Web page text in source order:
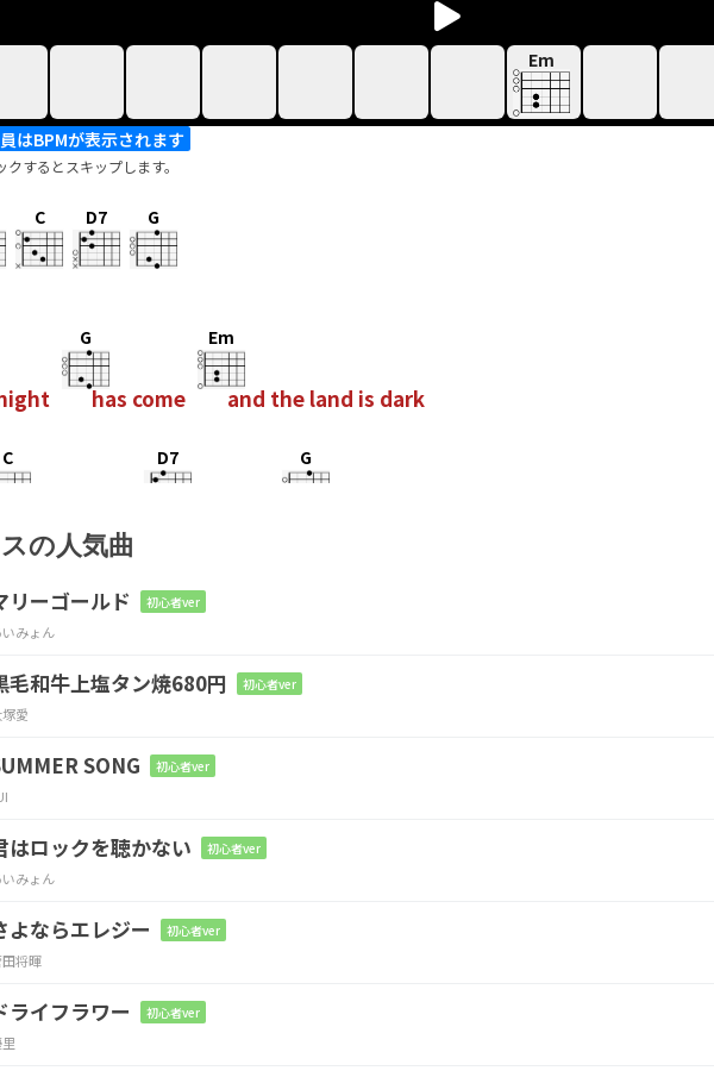
Em
はBPMが表示されます
するとスキップします。
C D7 G
G
has come
Em
and the land is dark
C D7 G
be afraid, no, I
long as you
D7
stand, stand
darling,
Em
stand by me
の人気曲
リーゴールド 初心者ver
いみょん
毛和牛上塩タン焼680円 初心者ver
愛
SONG 初心者ver
はロックを聴かない 初心者ver
いみょん
よならエレジー 初心者ver
将暉
ライフラワー 初心者ver